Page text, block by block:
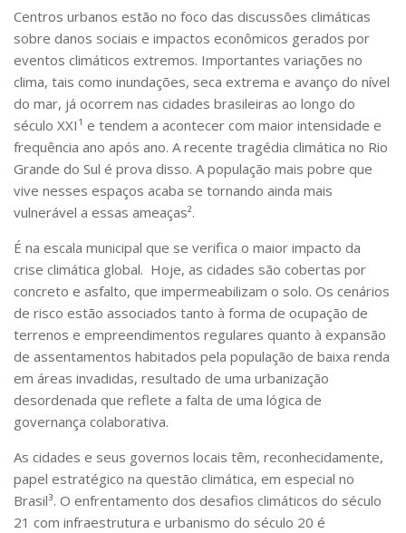
Centros urbanos estão no foco das discussões climáticas
sobre danos sociais e impactos econômicos gerados por
eventos climáticos extremos. Importantes variações no
clima, tais como inundações, seca extrema e avanço do nível
do mar, já ocorrem nas cidades brasileiras ao longo do
século XXI¹ e tendem a acontecer com maior intensidade e
frequência ano após ano. A recente tragédia climática no Rio
Grande do Sul é prova disso. A população mais pobre que
vive nesses espaços acaba se tornando ainda mais
vulnerável a essas ameaças².
É na escala municipal que se verifica o maior impacto da
crise climática global. Hoje, as cidades são cobertas por
concreto e asfalto, que impermeabilizam o solo. Os cenários
de risco estão associados tanto à forma de ocupação de
terrenos e empreendimentos regulares quanto à expansão
de assentamentos habitados pela população de baixa renda
em áreas invadidas, resultado de uma urbanização
desordenada que reflete a falta de uma lógica de
governança colaborativa.
As cidades e seus governos locais têm, reconhecidamente,
papel estratégico na questão climática, em especial no
Brasil³. O enfrentamento dos desafios climáticos do século
21 com infraestrutura e urbanismo do século 20 é